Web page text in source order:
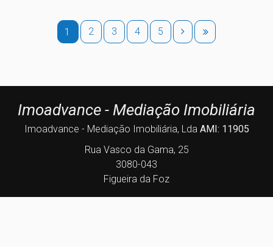
1 2 3 4 5
Imoadvance - Mediação Imobiliária
Imoadvance - Mediação Imobiliária, Lda AMI: 11905
Rua Vasco da Gama, 25
3080-043
Figueira da Foz